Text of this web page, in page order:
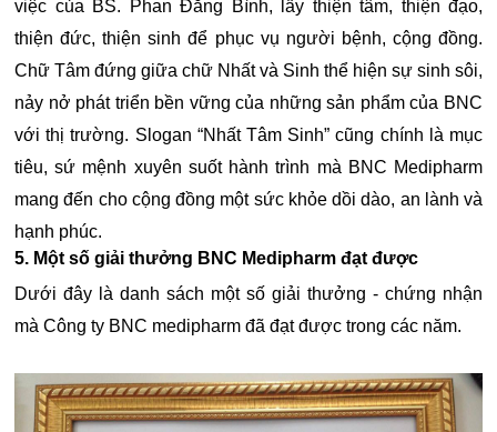
việc của BS. Phan Đăng Bình, lấy thiện tâm, thiện đạo,
thiện đức, thiện sinh để phục vụ người bệnh, cộng đồng.
Chữ Tâm đứng giữa chữ Nhất và Sinh thể hiện sự sinh sôi,
nảy nở phát triển bền vững của những sản phẩm của BNC
với thị trường. Slogan “Nhất Tâm Sinh” cũng chính là mục
tiêu, sứ mệnh xuyên suốt hành trình mà BNC Medipharm
mang đến cho cộng đồng một sức khỏe dồi dào, an lành và
hạnh phúc.
5. Một số giải thưởng BNC Medipharm đạt được
Dưới đây là danh sách một số giải thưởng - chứng nhận
mà Công ty BNC medipharm đã đạt được trong các năm.